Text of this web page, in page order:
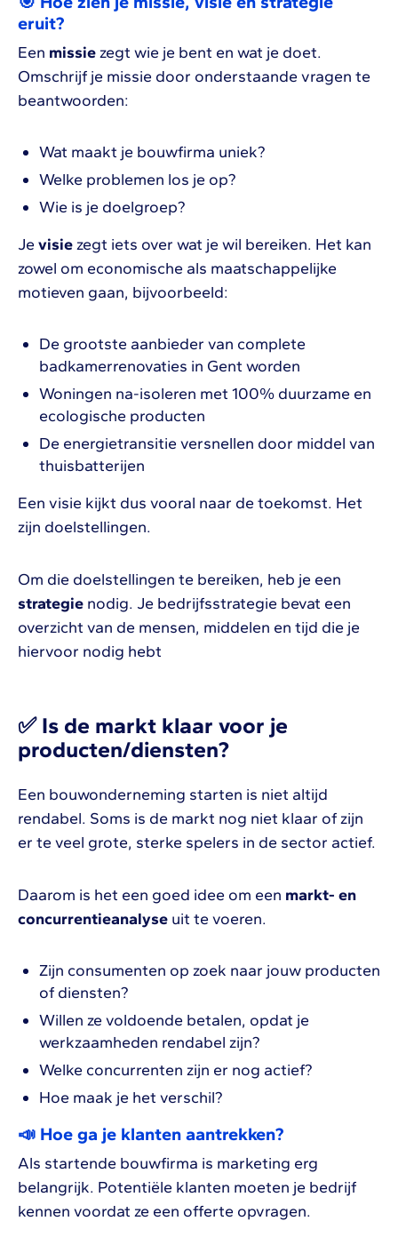
eruit?
Een missiezegt wie je bent en wat je doet.
Omschrijf je missie door onderstaande vragen te
beantwoorden:
Wat maakt je bouwfirma uniek?
Welke problemen los je op?
Wie is je doelgroep?
Je visiezegt iets over wat je wil bereiken. Het kan
zowel om economische als maatschappelijke
motieven gaan, bijvoorbeeld:
De grootste aanbieder van complete
badkamerrenovaties in Gent worden
Woningen na-isoleren met 100% duurzame en
ecologische producten
De energietransitie versnellen door middel van
thuisbatterijen
Een visie kijkt dus vooral naar de toekomst. Het
zijn doelstellingen.
Om die doelstellingen te bereiken, heb je een
strategie nodig. Je bedrijfsstrategie bevat een
overzicht van de mensen, middelen en tijd die je
hiervoor nodig hebt
✅Is de markt klaar voor je
producten/diensten?
Een bouwonderneming starten is niet altijd
rendabel. Soms is de markt nog niet klaar of zijn
er te veel grote, sterke spelers in de sector actief.
Daarom is het een goed idee om een markt- en
concurrentieanalyse uit te voeren.
Zijn consumenten op zoek naar jouw producten
of diensten?
Willen ze voldoende betalen, opdat je
werkzaamheden rendabel zijn?
Welke concurrenten zijn er nog actief?
Hoe maak je het verschil?
📣 Hoe ga je klanten aantrekken?
Als startende bouwfirma is marketing erg
belangrijk. Potentiële klanten moeten je bedrijf
kennen voordat ze een offerte opvragen.